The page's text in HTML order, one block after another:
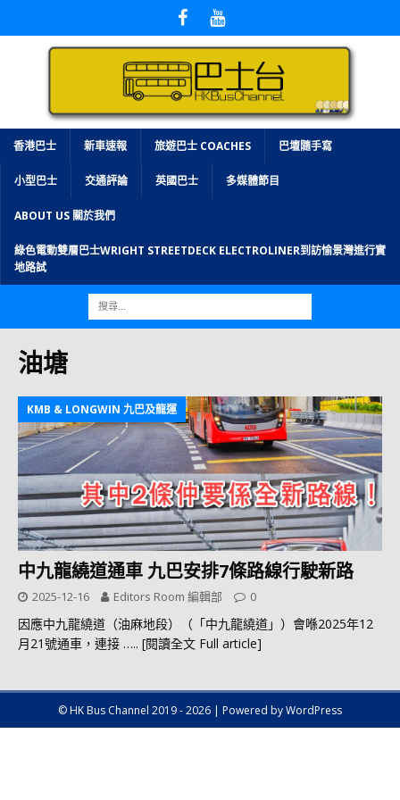
香港巴士 新車速報 旅遊巴士 COACHES 巴壇隨手寫
小型巴士 交通評論 英國巴士 多媒體節目
ABOUT US 關於我們
綠色電動雙層巴士WRIGHT STREETDECK ELECTROLINER到訪愉景灣進行實
地路試
油塘
KMB & LONGWIN 九巴及龍運
中九龍繞道通車 九巴安排7條路線行駛新路
2025-12-16 Editors Room 編輯部 0
因應中九龍繞道（油麻地段）（「中九龍繞道」）會喺2025年12
月21號通車，連接 ….. [閱讀全文 Full article]
© HK Bus Channel 2019 - 2026 | Powered by WordPress